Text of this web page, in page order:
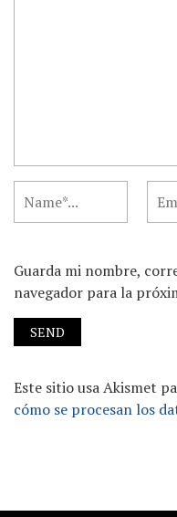
Guarda mi nombre,
navegador para la
Este sitio usa Akismet
cómo se procesan los